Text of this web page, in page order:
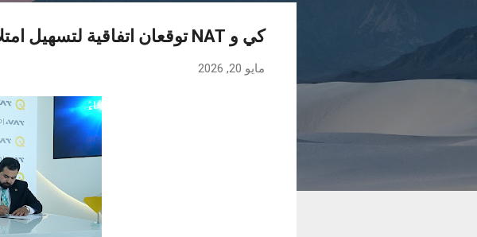
كي و NAT توقعان اتفاقية لتسهيل امتلاك سيارة BYD بالاقساط في العراق
مايو 20, 2026